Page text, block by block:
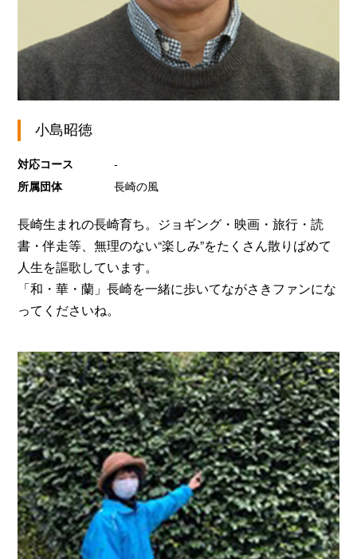
小島昭徳
対応コース
-
所属団体
長崎の風
長崎生まれの長崎育ち。ジョギング・映画・旅行・読
書・伴走等、無理のない“楽しみ”をたくさん散りばめて
人生を謳歌しています。
「和・華・蘭」長崎を一緒に歩いてながさきファンにな
ってくださいね。